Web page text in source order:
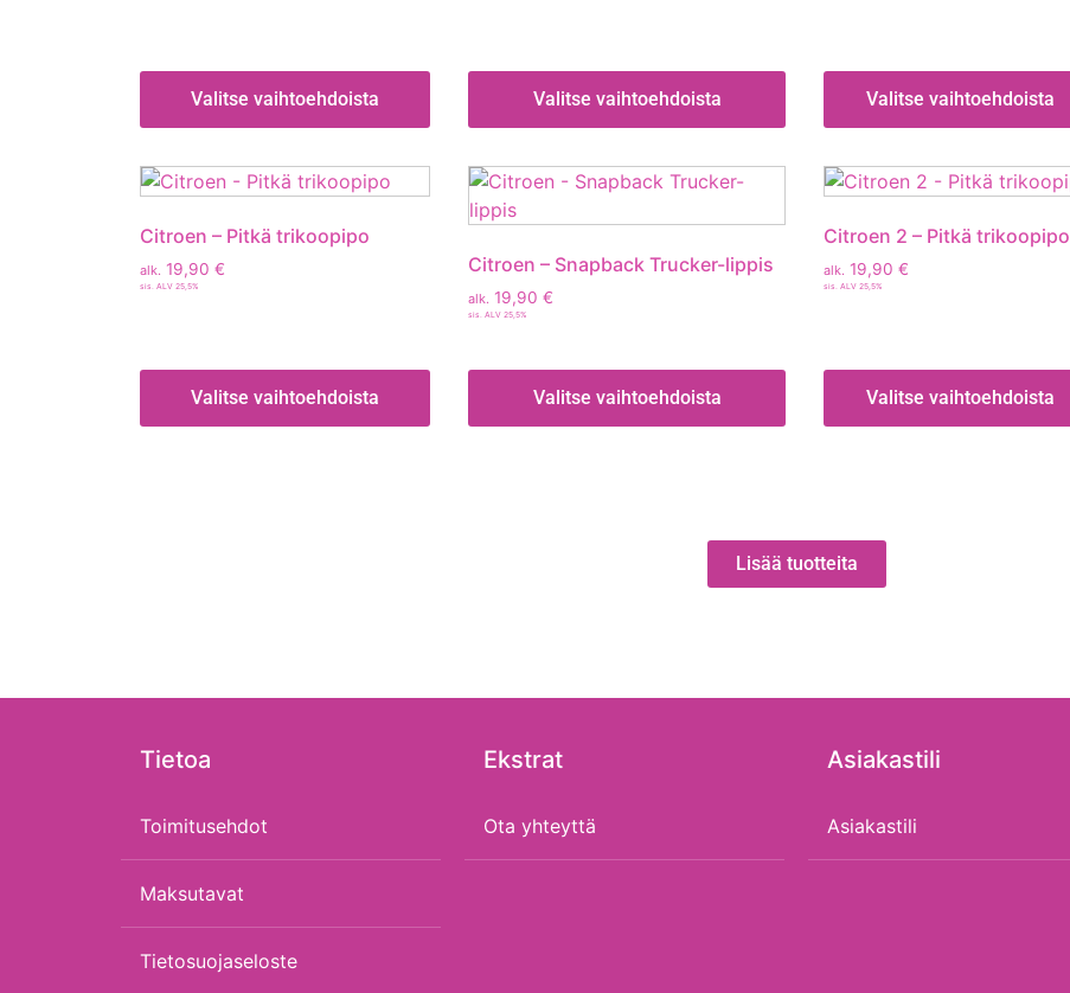
Valitse vaihtoehdoista Valitse vaihtoehdoista Valitse vaihtoehdoista
Citroen – Pitkä trikoopipo
alk. 19,90 €
sis. ALV 25,5%
Valitse vaihtoehdoista
Citroen – Snapback Trucker-lippis
alk. 19,90 €
sis. ALV 25,5%
Valitse vaihtoehdoista
Citroen 2 – Pitkä trikoopipo
alk. 19,90 €
sis. ALV 25,5%
Valitse vaihtoehdoista
Lisää tuotteita
Tietoa
Toimitusehdot
Maksutavat
Tietosuojaseloste
Ekstrat
Ota yhteyttä
Asiakastili
Asiakastili